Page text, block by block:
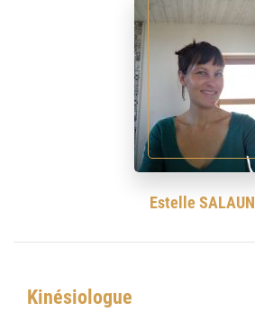
Estelle SALAUN
Kinésiologue